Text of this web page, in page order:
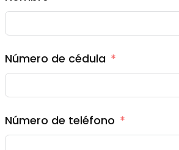
Número de cédula
Número de teléfono